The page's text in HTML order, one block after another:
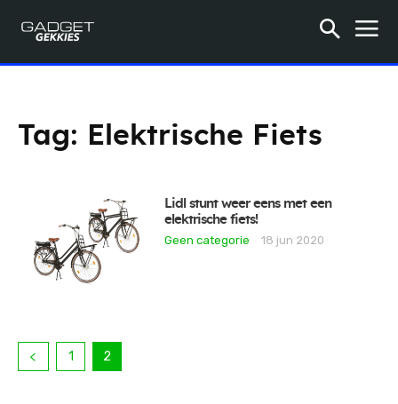
Tag: Elektrische Fiets
Lidl stunt weer eens met een
elektrische fiets!
Geen categorie
18 jun 2020
1 2